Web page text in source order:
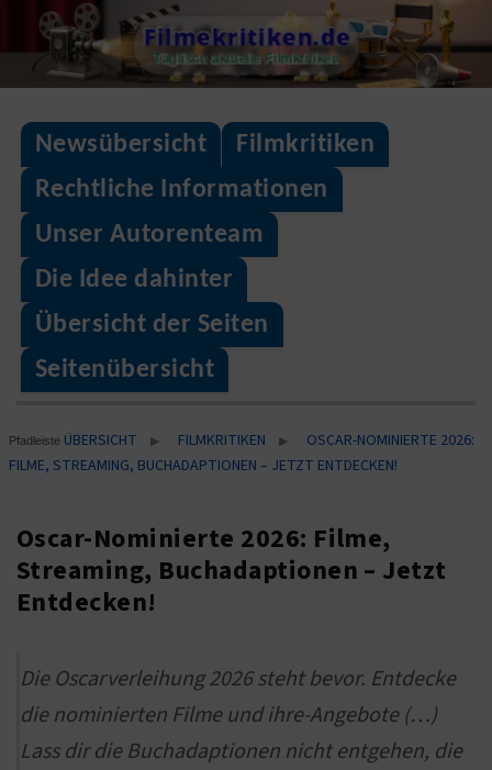
to
content
Filmekritiken.de
Täglisch aktuelle Filmkritiken
Newsübersicht
Filmkritiken
Rechtliche Informationen
Unser Autorenteam
Die Idee dahinter
Übersicht der Seiten
Seitenübersicht
Pfadleiste ÜBERSICHT ▶ FILMKRITIKEN ▶
OSCAR-NOMINIERTE 2026:
FILME, STREAMING, BUCHADAPTIONEN – JETZT ENTDECKEN!
Oscar-Nominierte 2026: Filme,
Streaming, Buchadaptionen – Jetzt
Entdecken!
Die Oscarverleihung 2026 steht bevor. Entdecke
die nominierten Filme und ihre-Angebote (…)
Lass dir die Buchadaptionen nicht entgehen, die